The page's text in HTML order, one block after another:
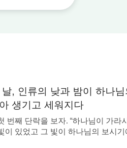
날, 인류의 낮과 밤이 하나
생기고 세워지다
번째 단락을 보자. “하나님이 가라
이 있었고 그 빛이 하나님의 보시